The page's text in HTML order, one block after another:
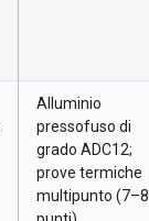
Alluminio
pressofuso di
grado ADC12;
prove termiche
multipunto (7–8